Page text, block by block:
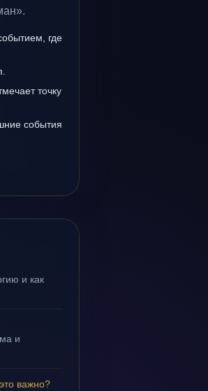
где
точку
события
и как
и
важно?